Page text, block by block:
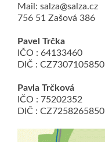
Mail: salza@salza.cz
756 51 Zašová 386
Pavel Trčka
IČO : 64133460
DIČ : CZ7307105850
Pavla Trčková
IČO : 75202352
DIČ : CZ7258265850